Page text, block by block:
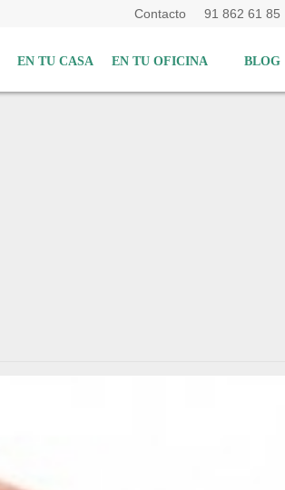
Contacto 91 862 61 85
BLOG
EN TU OFICINA
EN TU CASA